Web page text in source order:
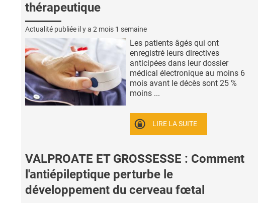
thérapeutique
Actualité publiée il y a 2 mois 1 semaine
Les patients âgés qui ont
enregistré leurs directives
anticipées dans leur dossier
médical électronique au moins 6
mois avant le décès sont 25 %
moins ...
LIRE LA SUITE
VALPROATE ET GROSSESSE : Comment
l'antiépileptique perturbe le
développement du cerveau fœtal